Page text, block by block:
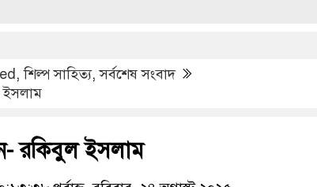
,শিল্প সাহিত্য,সর্বশেষ সংবাদ
ইসলাম
রকিবুল ইসলাম